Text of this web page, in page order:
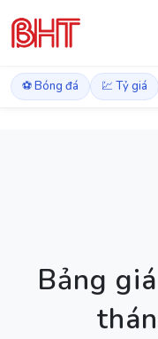
⚽ Bóng đá 💹 Tỷ giá
Bảng